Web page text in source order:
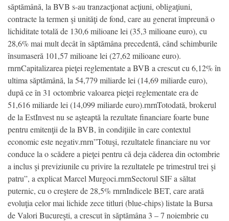
săptămână, la BVB s-au tranzacţionat acţiuni, obligaţiuni,
contracte la termen şi unităţi de fond, care au generat împreună o
lichiditate totală de 130,6 milioane lei (35,3 milioane euro), cu
28,6% mai mult decât în săptămâna precedentă, când schimburile
însumaseră 101,57 milioane lei (27,62 milioane euro).
rnrnCapitalizarea pieţei reglementate a BVB a crescut cu 6,12% în
ultima săptămână, la 54,779 miliarde lei (14,69 miliarde euro),
după ce în 31 octombrie valoarea pieţei reglementate era de
51,616 miliarde lei (14,099 miliarde euro).rnrnTotodată, brokerul
de la EstInvest nu se aşteaptă la rezultate financiare foarte bune
pentru emitenţii de la BVB, în condiţiile în care contextul
economic este negativ.rnrn”Totuşi, rezultatele financiare nu vor
conduce la o scădere a pieţei pentru că deja căderea din octombrie
a inclus şi previziunile cu privire la rezultatele pe trimestrul trei şi
patru”, a explicat Marcel Murgoci.rnrnSectorul SIF a săltat
puternic, cu o creştere de 28,5% rnrnIndicele BET, care arată
evoluţia celor mai lichide zece titluri (blue-chips) listate la Bursa
de Valori Bucureşti, a crescut în săptămâna 3 – 7 noiembrie cu